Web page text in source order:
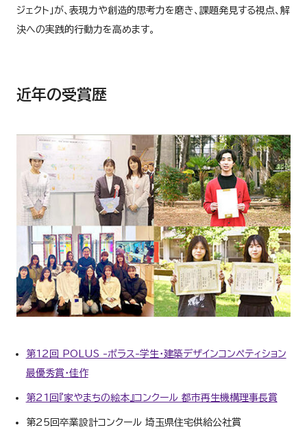
ジェクト」が、表現力や創造的思考力を磨き、課題発見する視点、解
決への実践的行動力を高めます。
近年の受賞歴
第12回 POLUS -ポラス-学生・建築デザインコンペティション
最優秀賞・佳作
第21回『家やまちの絵本』コンクール 都市再生機構理事長賞
第25回卒業設計コンクール 埼玉県住宅供給公社賞